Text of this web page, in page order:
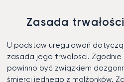
Zasada
U podstaw uregulowań
zasada jego trwałości.
powinno być związkiem
śmierci jednego z małżonków.